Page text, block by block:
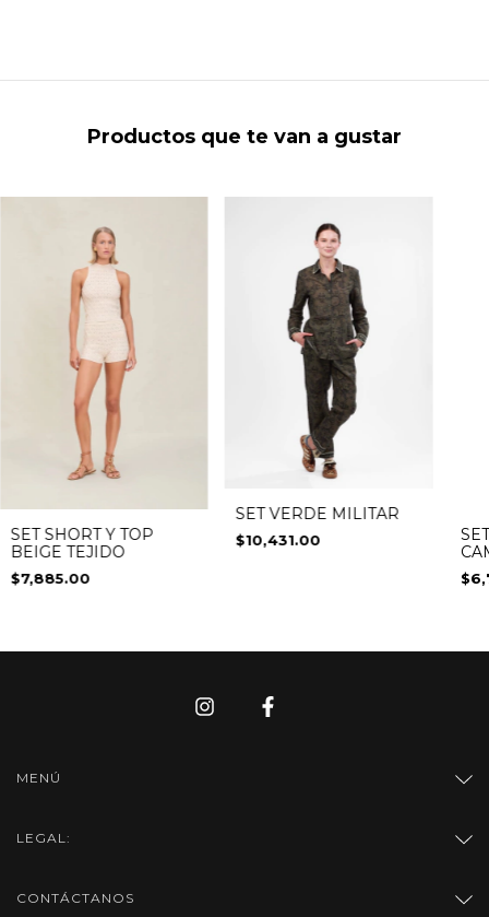
Productos que te van a gustar
SET SHORT Y TOP
BEIGE TEJIDO
$7,885.00
SET VERDE MILITAR
$10,431.00
MENÚ
LEGAL:
CONTÁCTANOS